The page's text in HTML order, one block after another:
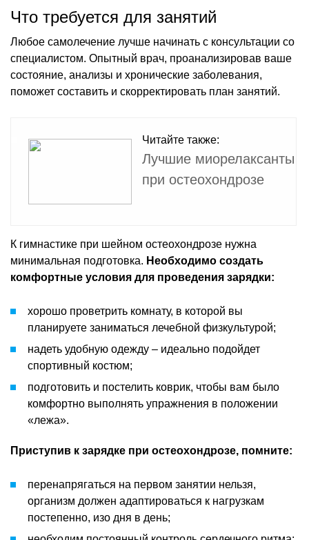
Что требуется для занятий
Любое самолечение лучше начинать с консультации со
специалистом. Опытный врач, проанализировав ваше
состояние, анализы и хронические заболевания,
поможет составить и скорректировать план занятий.
Читайте также:
Лучшие миорелаксанты
при остеохондрозе
К гимнастике при шейном остеохондрозе нужна
минимальная подготовка. Необходимо создать
комфортные условия для проведения зарядки:
хорошо проветрить комнату, в которой вы
планируете заниматься лечебной физкультурой;
надеть удобную одежду – идеально подойдет
спортивный костюм;
подготовить и постелить коврик, чтобы вам было
комфортно выполнять упражнения в положении
«лежа».
Приступив к зарядке при остеохондрозе, помните:
перенапрягаться на первом занятии нельзя,
организм должен адаптироваться к нагрузкам
постепенно, изо дня в день;